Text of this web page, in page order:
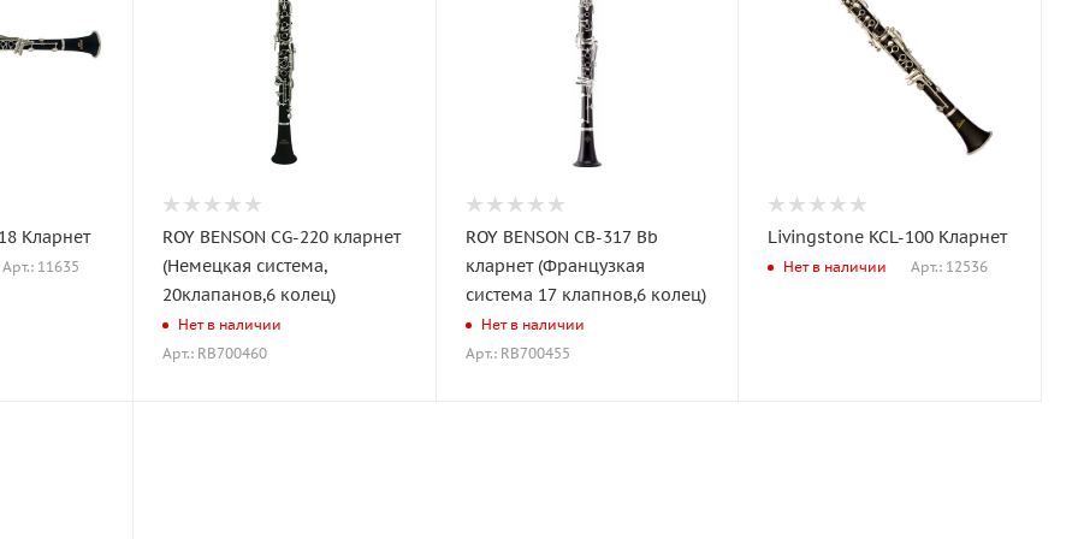
Кларнет
Арт.: 11635
ROY BENSON CG-220 кларнет
(Немецкая система,
20клапанов,6 колец)
Нет в наличии
Арт.: RB700460
ROY BENSON CB-317 Bb
кларнет (Французкая
система 17 клапнов,6 колец)
Нет в наличии
Арт.: RB700455
Livingstone KCL-100 Кларнет
Нет в наличии Арт.: 12536